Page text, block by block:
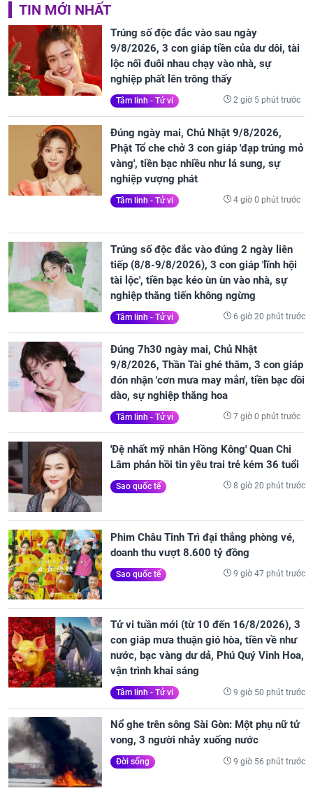
TIN MỚI NHẤT
Trúng số độc đắc vào sau ngày
9/8/2026, 3 con giáp tiền của dư dôi, tài
lộc nối đuôi nhau chạy vào nhà, sự
nghiệp phất lên trông thấy
Tâm linh - Tử vi 2 giờ 5 phút trước
Đúng ngày mai, Chủ Nhật 9/8/2026,
Phật Tổ che chở 3 con giáp 'đạp trúng mỏ
vàng', tiền bạc nhiều như lá sung, sự
nghiệp vượng phát
Tâm linh - Tử vi 4 giờ 0 phút trước
Trúng số độc đắc vào đúng 2 ngày liên
tiếp (8/8-9/8/2026), 3 con giáp 'lĩnh hội
tài lộc', tiền bạc kéo ùn ùn vào nhà, sự
nghiệp thăng tiến không ngừng
Tâm linh - Tử vi 6 giờ 20 phút trước
Đúng 7h30 ngày mai, Chủ Nhật
9/8/2026, Thần Tài ghé thăm, 3 con giáp
đón nhận 'cơn mưa may mắn', tiền bạc dồi
dào, sự nghiệp thăng hoa
Tâm linh - Tử vi 7 giờ 0 phút trước
'Đệ nhất mỹ nhân Hồng Kông' Quan Chi
Lâm phản hồi tin yêu trai trẻ kém 36 tuổi
Sao quốc tế 8 giờ 20 phút trước
Phim Châu Tinh Trì đại thắng phòng vé,
doanh thu vượt 8.600 tỷ đồng
Sao quốc tế 9 giờ 47 phút trước
Tử vi tuần mới (từ 10 đến 16/8/2026), 3
con giáp mưa thuận gió hòa, tiền về như
nước, bạc vàng dư dả, Phú Quý Vinh Hoa,
vận trình khai sáng
Tâm linh - Tử vi 9 giờ 50 phút trước
Nổ ghe trên sông Sài Gòn: Một phụ nữ tử
vong, 3 người nhảy xuống nước
Đời sống 9 giờ 56 phút trước